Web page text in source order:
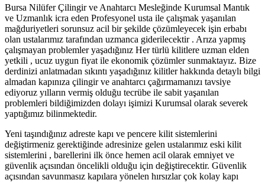
Bursa Nilüfer Çilingir ve Anahtarcı Mesleğinde Kurumsal Mantık
ve Uzmanlık icra eden Profesyonel usta ile çalışmak yaşanılan
mağduriyetleri sorunsuz acil bir şekilde çözümleyecek işin erbabı
olan ustalarımız tarafından uzmanca giderilecektir . Arıza yapmış
çalışmayan problemler yaşadığınız Her türlü kilitlere uzman elden
yetkili , ucuz uygun fiyat ile ekonomik çözümler sunmaktayız. Bize
derdinizi anlatmadan sıkıntı yaşadığınız kilitler hakkında detaylı bilgi
almadan kapınıza çilingir ve anahtarcı çağırmamanızı tavsiye
ediyoruz yılların vermiş olduğu tecrübe ile sabit yaşanılan
problemleri bildiğimizden dolayı işimizi Kurumsal olarak severek
yaptığımız bilinmektedir.
Yeni taşındığınız adreste kapı ve pencere kilit sistemlerini
değiştirmeniz gerektiğinde adresinize gelen ustalarımız eski kilit
sistemlerini , barellerini ilk önce hemen acil olarak emniyet ve
güvenlik açısından öncelikli olduğu için değiştirecektir. Güvenlik
açısından savunmasız kapılara yönelen hırsızlar çok kolay kapı